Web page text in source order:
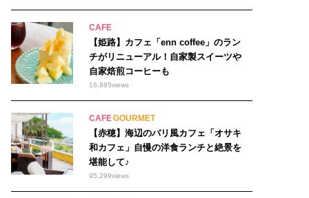
加東市 CAFE
【姫路】カフェ「enn coffee」のラン
チがリニューアル！自家製スイーツや
自家焙煎コーヒーも
16,885views
CAFEGOURMET
【赤穂】海辺のバリ風カフェ「オサキ
和カフェ」自慢の洋食ランチと絶景を
堪能して♪
95,299views